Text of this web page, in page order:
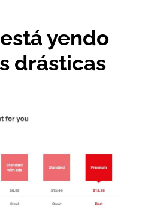
yendo
drásticas